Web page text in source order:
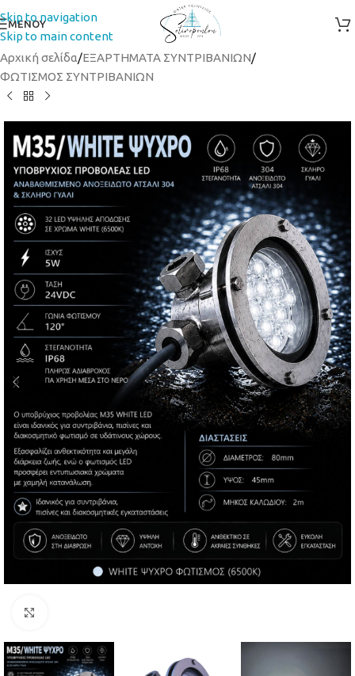
Skip to navigation
Skip to main content
ΜΕΝΟΥ
Αρχική σελίδα/ΕΞΑΡΤΗΜΑΤΑ ΣΥΝΤΡΙΒΑΝΙΩΝ/
ΦΩΤΙΣΜΟΣ ΣΥΝΤΡΙΒΑΝΙΩΝ